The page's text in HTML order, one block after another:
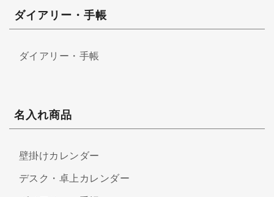
ダイアリー・手帳
ダイアリー・手帳
名入れ商品
壁掛けカレンダー
デスク・卓上カレンダー